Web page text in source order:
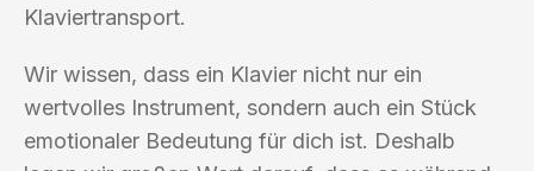
Klaviertransport.
Wir wissen, dass ein Klavier nicht nur ein
wertvolles Instrument, sondern auch ein Stück
emotionaler Bedeutung für dich ist. Deshalb